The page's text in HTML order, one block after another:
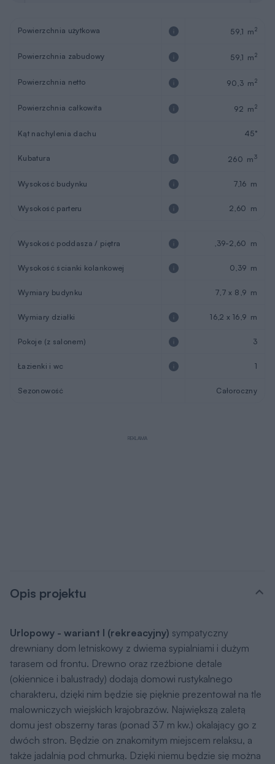
Powierzchnia użytkowa 59,1 m2
Powierzchnia zabudowy 59,1 m2
Powierzchnia netto 90,3 m2
Powierzchnia całkowita 92 m2
Kąt nachylenia dachu 45°
Kubatura 260 m3
Wysokość budynku 7,16 m
Wysokość parteru 2,60 m
Wysokość poddasza / piętra ,39-2,60 m
Wysokość ścianki kolankowej 0,39 m
Wymiary budynku 7,7 x 8,9 m
Wymiary działki 16,2 x 16,9 m
Pokoje (z salonem) 3
Łazienki i wc 1
Sezonowość Całoroczny
REKLAMA
Opis projektu
Urlopowy - wariant I (rekreacyjny) sympatyczny
drewniany dom letniskowy z dwiema sypialniami i dużym
tarasem od frontu. Drewno oraz rzeźbione detale
(okiennice i balustrady) dodają domowi rustykalnego
charakteru, dzięki nim będzie się pięknie prezentował na tle
malowniczych wiejskich krajobrazów. Największą zaletą
domu jest obszerny taras (ponad 37 m kw.) okalający go z
dwóch stron. Będzie on znakomitym miejscem relaksu, a
także jadalnią pod chmurką. Dzięki niemu będzie się można